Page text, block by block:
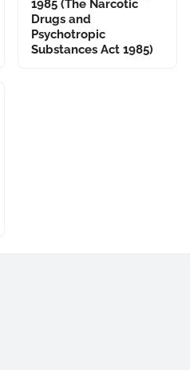
1985 (The Narcotic
Drugs and
Psychotropic
Substances Act 1985)